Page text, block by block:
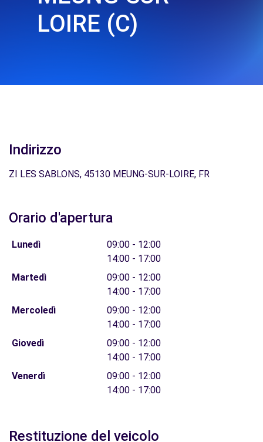
LOIRE (C)
Indirizzo
ZI LES SABLONS, 45130 MEUNG-SUR-LOIRE, FR
Orario d'apertura
Lunedì
09:00 - 12:00
14:00 - 17:00
Martedì
09:00 - 12:00
14:00 - 17:00
Mercoledì
09:00 - 12:00
14:00 - 17:00
Giovedì
09:00 - 12:00
14:00 - 17:00
Venerdì
09:00 - 12:00
14:00 - 17:00
Restituzione del veicolo